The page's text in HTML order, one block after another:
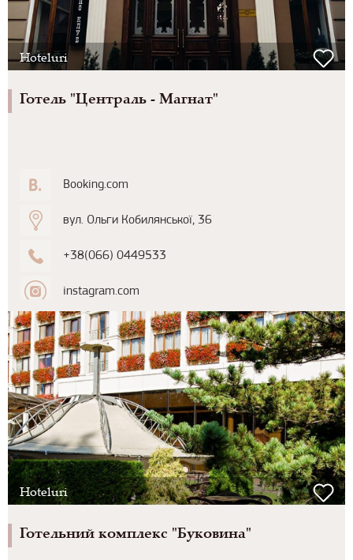
Hoteluri
Готель "Централь - Магнат"
Booking.com
вул. Ольги Кобилянської, 36
+38(066) 0449533
instagram.com
Hoteluri
Готельний комплекс "Буковина"